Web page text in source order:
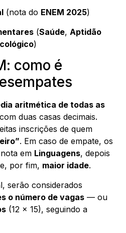
(nota do ENEM 2025)
(Saúde, Aptidão
)
como é
aritmética de todas as
duas casas decimais.
inscrições de quem
. Em caso de empate, os
em Linguagens, depois
e, por fim, maior idade.
serão considerados
o número de vagas — ou
(12 × 15), seguindo a